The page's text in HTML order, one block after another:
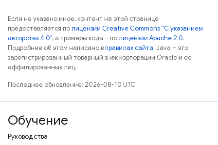
Если не указано иное, контент на этой странице
предоставляется полицензии Creative Commons "С указанием
авторства 4.0", а примеры кода – полицензии Apache 2.0.
Подробнее об этом написано вправилах сайта. Java – это
зарегистрированный товарный знак корпорации Oracle и ее
аффилированных лиц.
Последнее обновление: 2026-08-10 UTC.
Обучение
Руководства